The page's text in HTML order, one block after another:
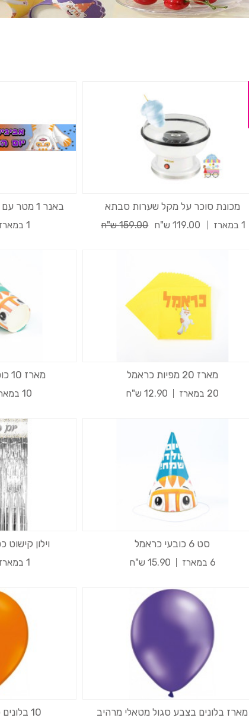
מכונת סוכר על מקל שערות סבתא
1 במארז 119.00 ש"ח 159.00 ש"ח
באנר 1 מטר עם כיתוב אישי דגם כראמל
1 במארז
מארז 20 מפיות כראמל
20 במארז 12.90 ש"ח
מארז 10 כוסות חם קר כראמל
10 במארז
סט 6 כובעי כראמל
6 במארז 15.90 ש"ח
וילון
1 במארז
מארז בלונים בצבע סגול מטאלי מרהיב 10 בלונים כתום מטאלי תפוז